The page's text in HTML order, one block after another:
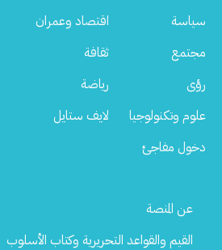
سياسة
اقتصاد وعمران
مجتمع
ثقافة
رؤى
رياضة
علوم وتكنولوجيا
لايف ستايل
دخول مفاجئ
Footer
عن المنصة
القيم والقواعد التحريرية وكتاب الأسلوب